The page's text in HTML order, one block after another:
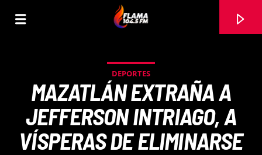
DEPORTES
MAZATLÁN EXTRAÑA A
JEFFERSON INTRIAGO, A
VÍSPERAS DE ELIMINARSE